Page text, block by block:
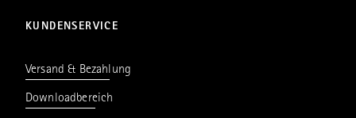
KUNDENSERVICE
Versand & Bezahlung
Downloadbereich